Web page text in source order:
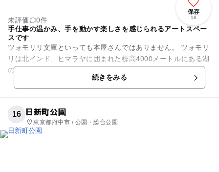
保存
18
未評価
0件
手仕事の温かみ、手を動かす楽しさを感じられるアートスペー
スです
ツォモリリ文庫といっても本屋さんではありません。 ツォモリ
リは北インド、ヒマラヤに囲まれた標高4000メートルにある湖
の名前です。インドと日本で、アートと国際交流を柱に活動し
続きをみる
16 日新町公園
東京都府中市 / 公園・総合公園